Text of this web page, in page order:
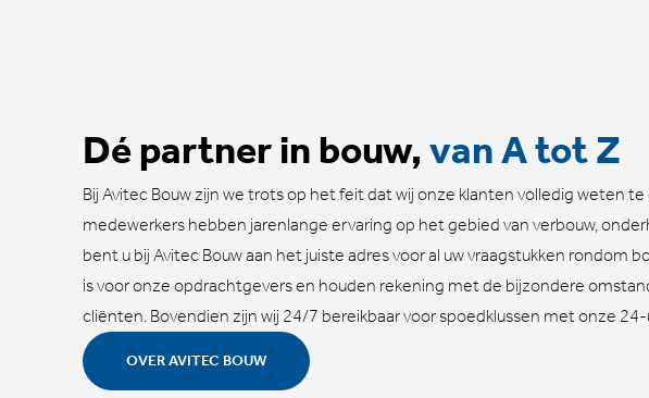
Dé partner in bouw, van A tot Z
Bij Avitec Bouw zijn we trots op het feit dat wij onze klanten volledig weten
medewerkers hebben jarenlange ervaring op het gebied van verbouw,
bent u bij Avitec Bouw aan het juiste adres voor al uw vraagstukken rondom
is voor onze opdrachtgevers en houden rekening met de bijzondere
cliënten. Bovendien zijn wij 24/7 bereikbaar voor spoedklussen met onze 24-
OVER AVITEC BOUW